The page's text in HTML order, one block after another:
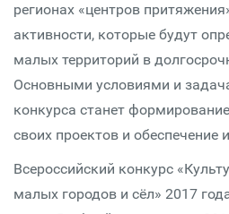
регионах «центров
активности, которые будут
малых территорий в
Основными условиями и
конкурса станет
своих проектов и обеспечение
Всероссийский конкурс
малых городов и сёл» 2017